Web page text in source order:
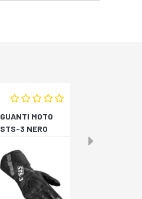
GUANTI MOTO
STS-3 NERO